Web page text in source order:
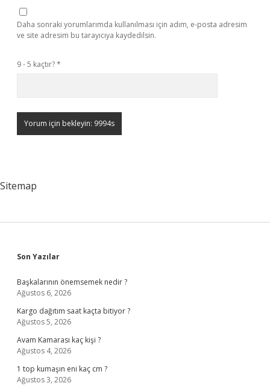
Daha sonraki yorumlarımda kullanılması için adım, e-posta adresim
ve site adresim bu tarayıcıya kaydedilsin.
9 - 5 kaçtır?*
Sitemap
Sidebar
Son Yazılar
Başkalarının önemsemek nedir ?
Ağustos 6, 2026
Kargo dağıtım saat kaçta bitiyor ?
Ağustos 5, 2026
Avam Kamarası kaç kişi ?
Ağustos 4, 2026
1 top kumaşın eni kaç cm ?
Ağustos 3, 2026